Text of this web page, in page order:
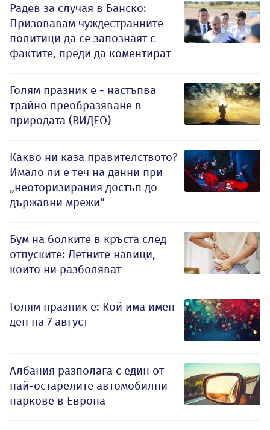
Радев за случая в Банско:
Призовавам чуждестранните
политици да се запознаят с
фактите, преди да коментират
Голям празник е - настъпва
трайно преобразяване в
природата (ВИДЕО)
Какво ни каза правителството?
Имало ли е теч на данни при
„неоторизирания достъп до
държавни мрежи“
Бум на болките в кръста след
отпуските: Летните навици,
които ни разболяват
Голям празник е: Кой има имен
ден на 7 август
Албания разполага с един от
най-остарелите автомобилни
паркове в Европа